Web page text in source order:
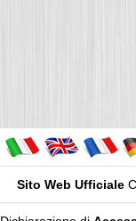
Sito Web Ufficiale